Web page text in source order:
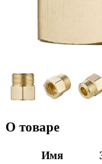
О товаре
Имя